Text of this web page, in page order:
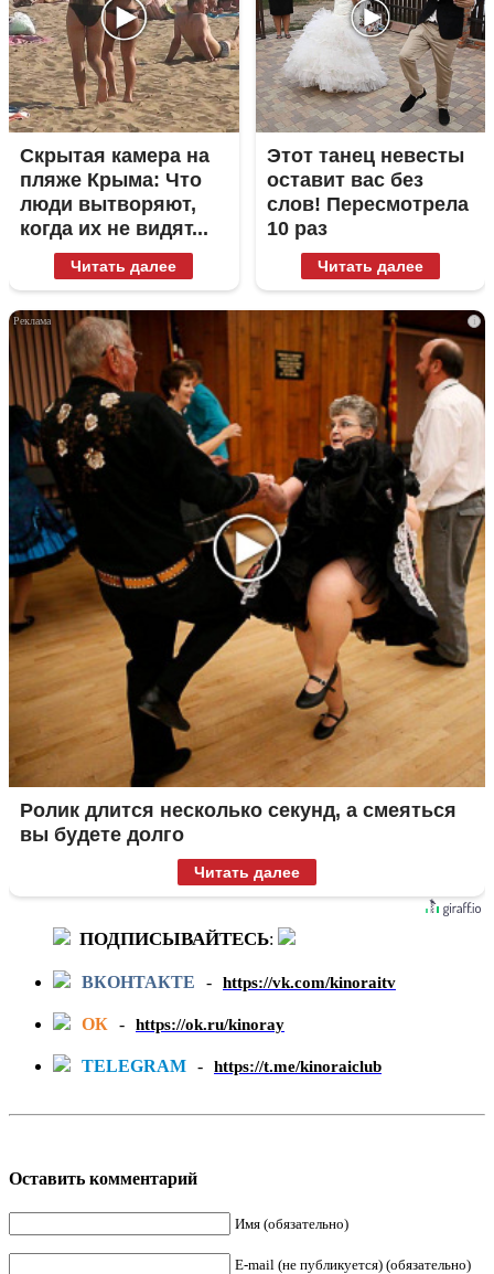
Скрытая камера на
пляже Крыма: Что
люди вытворяют,
когда их не видят...
Читать далее
Этот танец невесты
оставит вас без
слов! Пересмотрела
10 раз
Читать далее
i
Ролик длится несколько секунд, а смеяться
вы будете долго
Читать далее
ПОДПИСЫВАЙТЕСЬ:
ВКОНТАКТЕ - https://vk.com/kinoraitv
ОК - https://ok.ru/kinoray
TELEGRAM - https://t.me/kinoraiclub
Оставить комментарий
Имя (обязательно)
E-mail (не публикуется) (обязательно)